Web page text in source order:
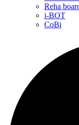
Reha
i-BOT
CoBi